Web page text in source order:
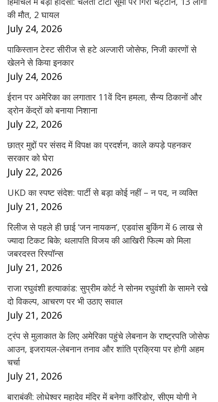
की मौत, 2 घायल
July 24, 2026
पाकिस्तान टेस्ट सीरीज से हटे अल्जारी जोसेफ, निजी कारणों से
खेलने से किया इनकार
July 24, 2026
ईरान पर अमेरिका का लगातार 11वें दिन हमला, सैन्य ठिकानों और
ड्रोन केंद्रों को बनाया निशाना
July 22, 2026
छात्र मुद्दों पर संसद में विपक्ष का प्रदर्शन, काले कपड़े पहनकर
सरकार को घेरा
July 22, 2026
UKD का स्पष्ट संदेश: पार्टी से बड़ा कोई नहीं – न पद, न व्यक्ति
July 21, 2026
रिलीज से पहले ही छाई ‘जन नायकन’, एडवांस बुकिंग में 6 लाख से
ज्यादा टिकट बिके; थलापति विजय की आखिरी फिल्म को मिला
जबरदस्त रिस्पॉन्स
July 21, 2026
राजा रघुवंशी हत्याकांड: सुप्रीम कोर्ट ने सोनम रघुवंशी के सामने रखे
दो विकल्प, आचरण पर भी उठाए सवाल
July 21, 2026
ट्रंप से मुलाकात के लिए अमेरिका पहुंचे लेबनान के राष्ट्रपति जोसेफ
आउन, इजरायल-लेबनान तनाव और शांति प्रक्रिया पर होगी अहम
चर्चा
July 21, 2026
बाराबंकी: लोधेश्वर महादेव मंदिर में बनेगा कॉरिडोर, सीएम योगी ने